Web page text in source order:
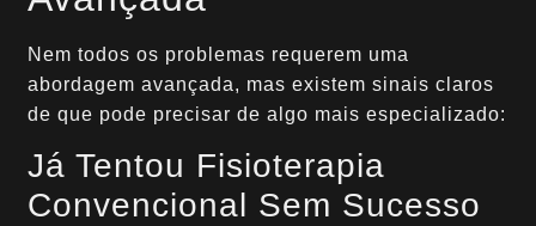
Nem todos os problemas requerem uma
abordagem avançada, mas existem sinais claros
de que pode precisar de algo mais especializado:
Já Tentou Fisioterapia
Convencional Sem Sucesso